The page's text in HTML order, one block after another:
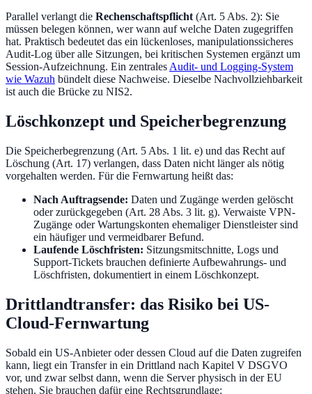
Parallel verlangt die Rechenschaftspflicht (Art. 5 Abs. 2): Sie
müssen belegen können, wer wann auf welche Daten zugegriffen
hat. Praktisch bedeutet das ein lückenloses, manipulationssicheres
Audit-Log über alle Sitzungen, bei kritischen Systemen ergänzt um
Session-Aufzeichnung. Ein zentrales Audit- und Logging-System
wie Wazuh bündelt diese Nachweise. Dieselbe Nachvollziehbarkeit
ist auch die Brücke zu NIS2.
Löschkonzept und Speicherbegrenzung
Die Speicherbegrenzung (Art. 5 Abs. 1 lit. e) und das Recht auf
Löschung (Art. 17) verlangen, dass Daten nicht länger als nötig
vorgehalten werden. Für die Fernwartung heißt das:
Nach Auftragsende: Daten und Zugänge werden gelöscht
oder zurückgegeben (Art. 28 Abs. 3 lit. g). Verwaiste VPN-
Zugänge oder Wartungskonten ehemaliger Dienstleister sind
ein häufiger und vermeidbarer Befund.
Laufende Löschfristen: Sitzungsmitschnitte, Logs und
Support-Tickets brauchen definierte Aufbewahrungs- und
Löschfristen, dokumentiert in einem Löschkonzept.
Drittlandtransfer: das Risiko bei US-
Cloud-Fernwartung
Sobald ein US-Anbieter oder dessen Cloud auf die Daten zugreifen
kann, liegt ein Transfer in ein Drittland nach Kapitel V DSGVO
vor, und zwar selbst dann, wenn die Server physisch in der EU
stehen. Sie brauchen dafür eine Rechtsgrundlage: